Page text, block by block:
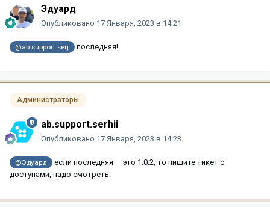
Эдуард
Опубликовано 17 Января, 2023 в 14:21
@ab.support.serj последняя!
Администраторы
ab.support.serhii
Опубликовано 17 Января, 2023 в 14:23
@Эдуард
если последняя — это 1.0.2, то пишите тикет с
доступами, надо смотреть.